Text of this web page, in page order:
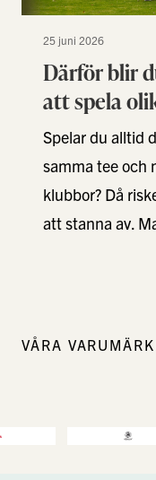
25 juni 2026
Därför blir
att spela
Spelar du alltid
samma tee och
klubbor? Då
att stanna av.
VÅRA